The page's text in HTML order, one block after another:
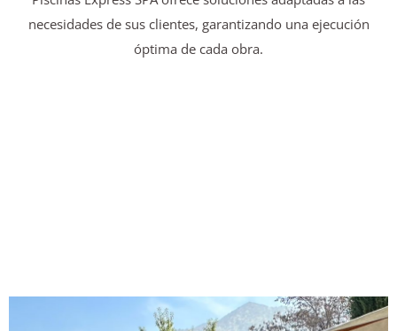
necesidades de sus clientes, garantizando una ejecución
óptima de cada obra.